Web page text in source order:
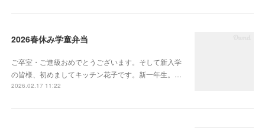
2026春休み学童弁当
ご卒室・ご進級おめでとうございます。そして新入学
の皆様、初めましてキッチン花子です。新一年生。…
2026.02.17 11:22